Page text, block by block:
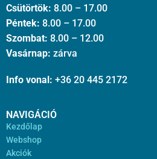
Csütörtök: 8.00 – 17.00
Péntek: 8.00 – 17.00
Szombat: 8.00 – 12.00
Vasárnap: zárva
Info vonal: +36 20 445 2172
NAVIGÁCIÓ
Kezdőlap
Webshop
Akciók